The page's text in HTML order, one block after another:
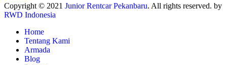
Copyright © 2021 Junior Rentcar Pekanbaru. All rights reserved. by
RWD Indonesia
Home
Tentang Kami
Armada
Blog